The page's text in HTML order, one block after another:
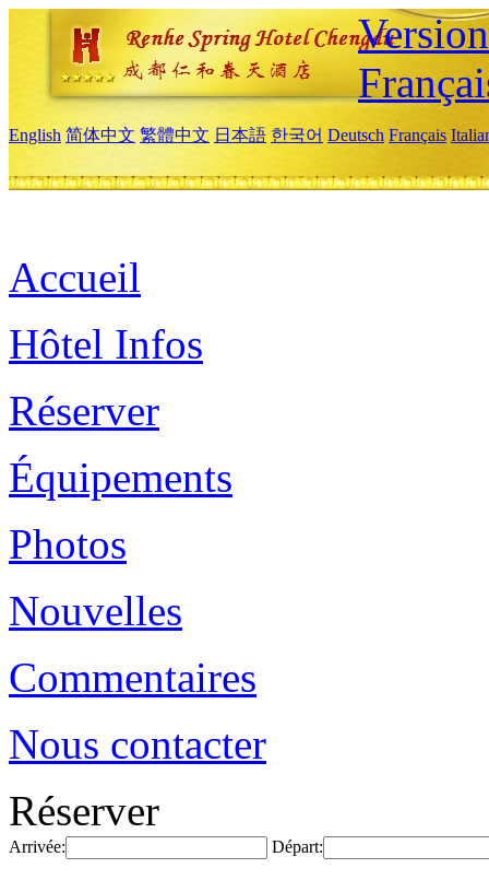
English 简体中文 繁體中文 日本語 한국어 Deutsch Français
Accueil
Hôtel Infos
Réserver
Équipements
Photos
Nouvelles
Commentaires
Nous contacter
Réserver
Arrivée: Départ: